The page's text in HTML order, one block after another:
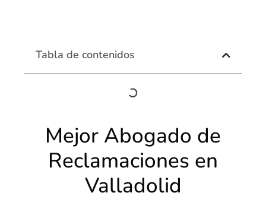
Tabla de contenidos
Mejor Abogado de
Reclamaciones en
Valladolid